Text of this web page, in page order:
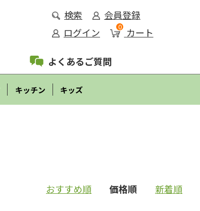
検索
会員登録
ログイン
0 カート
よくあるご質問
キッチン キッズ
おすすめ順 価格順 新着順